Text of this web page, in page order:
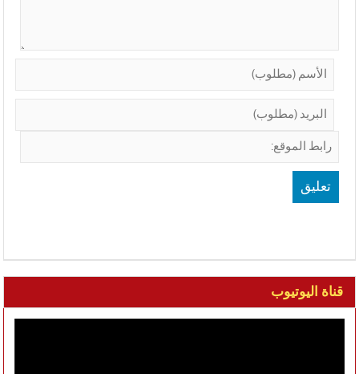
قناة اليوتيوب